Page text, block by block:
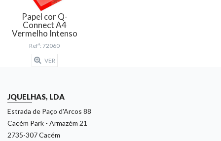
Papel cor Q-
Connect A4
Vermelho Intenso
Refª: 72060
VER
JQUELHAS, LDA
Estrada de Paço d'Arcos 88
Cacém Park - Armazém 21
2735-307 Cacém